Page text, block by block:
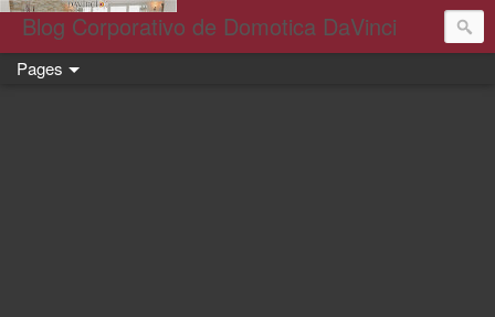
Blog Corporativo de Domotica DaVinci
Pages